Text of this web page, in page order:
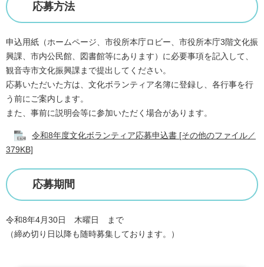
応募方法
申込用紙（ホームページ、市役所本庁ロビー、市役所本庁3階文化振
興課、市内公民館、図書館等にあります）に必要事項を記入して、
観音寺市文化振興課まで提出 してください。
応募いただいた方は、文化ボランティア名簿に登録し、各行事を行
う前にご案内します。
また、事前に説明会等に参加いただく場合があります。
令和8年度文化ボランティア応募申込書 [その他のファイル／
379KB]
応募期間
令和8年4月30日 木曜日 まで
（締め切り日以降も随時募集しております。）